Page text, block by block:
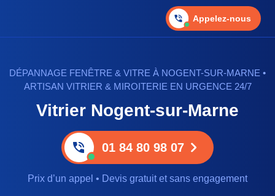
Appelez-nous
DÉPANNAGE FENÊTRE & VITRE À NOGENT-SUR-MARNE •
ARTISAN VITRIER & MIROITERIE EN URGENCE 24/7
Vitrier Nogent-sur-Marne
01 84 80 98 07
Prix d’un appel • Devis gratuit et sans engagement